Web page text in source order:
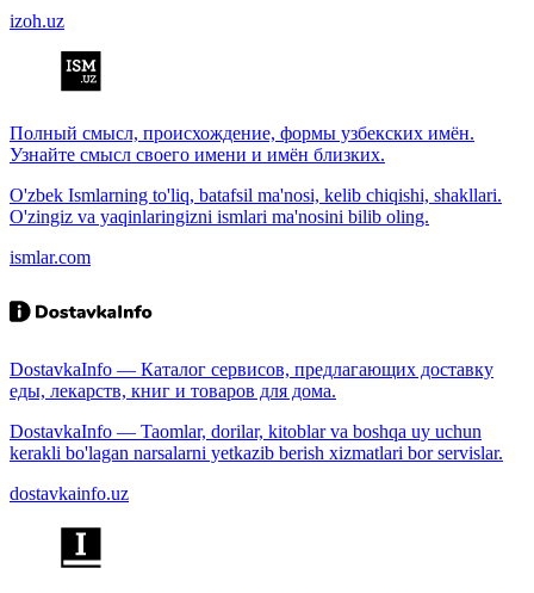
izoh.uz
Полный смысл, происхождение, формы узбекских имён.
Узнайте смысл своего имени и имён близких.
O'zbek Ismlarning to'liq, batafsil ma'nosi, kelib chiqishi, shakllari.
O'zingiz va yaqinlaringizni ismlari ma'nosini bilib oling.
ismlar.com
DostavkaInfo — Каталог сервисов, предлагающих доставку
еды, лекарств, книг и товаров для дома.
DostavkaInfo — Taomlar, dorilar, kitoblar va boshqa uy uchun
kerakli bo'lagan narsalarni yetkazib berish xizmatlari bor servislar.
dostavkainfo.uz